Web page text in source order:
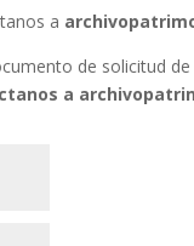
a
de solicitud
a